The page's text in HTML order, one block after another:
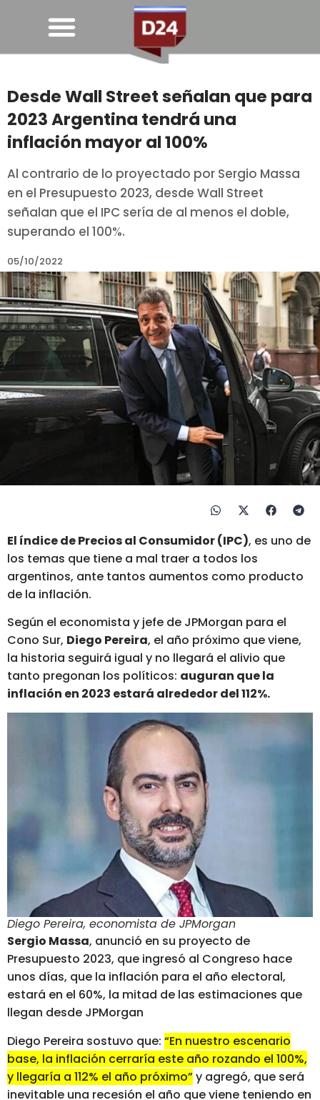
Desde Wall Street señalan que para
2023 Argentina tendrá una
inflación mayor al 100%
Al contrario de lo proyectado por Sergio Massa
en el Presupuesto 2023, desde Wall Street
señalan que el IPC sería de al menos el doble,
superando el 100%.
05/10/2022
El índice de Precios al Consumidor (IPC), es uno de
los temas que tiene a mal traer a todos los
argentinos, ante tantos aumentos como producto
de la inflación.
Según el economista y jefe de JPMorgan para el
Cono Sur, Diego Pereira, el año próximo que viene,
la historia seguirá igual y no llegará el alivio que
tanto pregonan los políticos: auguran que la
inflación en 2023 estará alrededor del 112%.
Diego Pereira, economista de JPMorgan
Sergio Massa, anunció en su proyecto de
Presupuesto 2023, que ingresó al Congreso hace
unos días, que la inflación para el año electoral,
estará en el 60%, la mitad de las estimaciones que
llegan desde JPMorgan
Diego Pereira sostuvo que: “En nuestro escenario
base, la inflación cerraría este año rozando el 100%,
y llegaría a 112% el año próximo”y agregó, que será
inevitable una recesión el año que viene teniendo en